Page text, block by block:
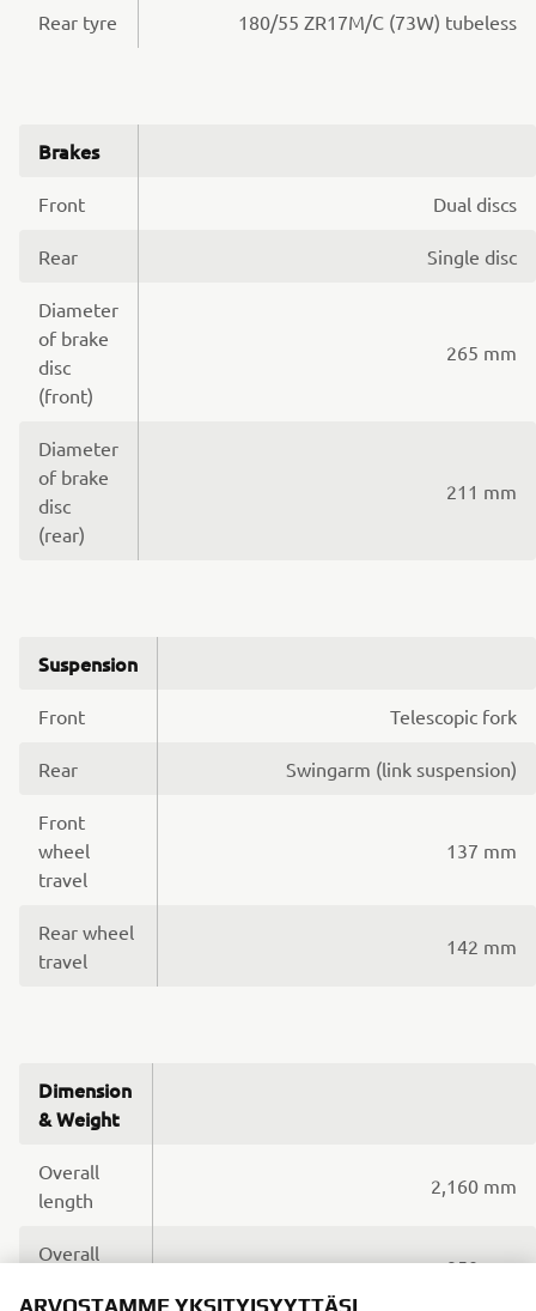
Rear tyre 180/55 ZR17M/C (73W) tubeless
Brakes
Front Dual discs
Rear Single disc
Diameter
of brake
disc
(front)
265 mm
Diameter
of brake
disc
(rear)
211 mm
Suspension
Front Telescopic fork
Rear Swingarm (link suspension)
Front
wheel
travel
137 mm
Rear wheel
travel
142 mm
Dimension
& Weight
Overall
length
2,160 mm
Overall
950 mm
ARVOSTAMME YKSITYISYYTTÄSI